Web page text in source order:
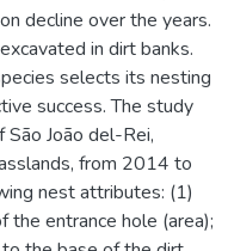
decline over the years.
in dirt banks.
selects its nesting
success. The study
João del-Rei,
from 2014 to
nest attributes: (1)
entrance hole (area);